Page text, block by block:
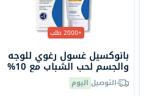
+2000 طلب
بانوكسيل غسول رغوي للوجه
والجسم لحب الشباب مع 10%
بيروكسيد البنزويل 156 جرام
التوصيل اليوم